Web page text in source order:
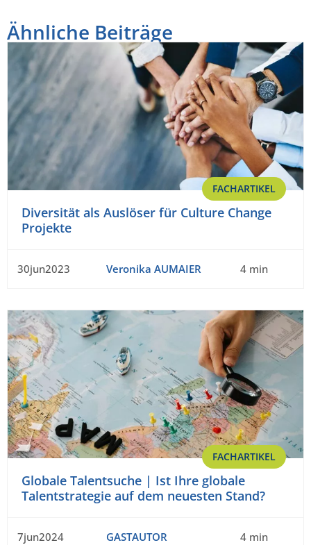
Ähnliche Beiträge
FACHARTIKEL
Diversität als Auslöser für Culture Change
Projekte
30jun2023 Veronika AUMAIER 4 min
FACHARTIKEL
Globale Talentsuche | Ist Ihre globale
Talentstrategie auf dem neuesten Stand?
7jun2024 GASTAUTOR 4 min